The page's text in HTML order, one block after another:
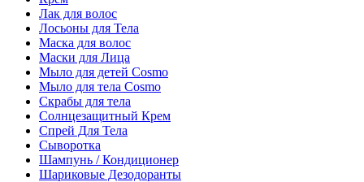
Лак для волос
Лосьоны для Тела
Маска для волос
Маски для Лица
Мыло для детей Cosmo
Мыло для тела Cosmo
Скрабы для тела
Солнцезащитный Крем
Спрей Для Тела
Сыворотка
Шампунь / Кондиционер
Шариковые Дезодоранты